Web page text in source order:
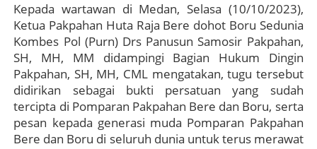
Kepada wartawan di Medan, Selasa (10/10/2023),
Ketua Pakpahan Huta Raja Bere dohot Boru Sedunia
Kombes Pol (Purn) Drs Panusun Samosir Pakpahan,
SH, MH, MM didampingi Bagian Hukum Dingin
Pakpahan, SH, MH, CML mengatakan, tugu tersebut
didirikan sebagai bukti persatuan yang sudah
tercipta di Pomparan Pakpahan Bere dan Boru, serta
pesan kepada generasi muda Pomparan Pakpahan
Bere dan Boru di seluruh dunia untuk terus merawat